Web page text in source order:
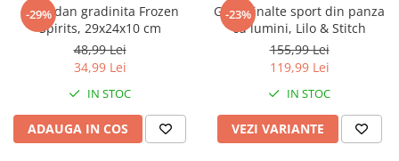
Captain america
Bakugan
Liga Dreptatii
Buzz Lightyear
My Little Pony
Planes
EplusM
Marvel
Monsters Inc.
La casa de papel
Nasa
Kids Euroswan
-29%
Ghiozdan gradinita Frozen
Spirits, 29x24x10 cm
48,99 Lei
34,99 Lei
IN STOC
ADAUGA IN COS
-23%
Ghete inalte sport din panza
cu lumini, Lilo & Stitch
155,99 Lei
119,99 Lei
IN STOC
VEZI VARIANTE